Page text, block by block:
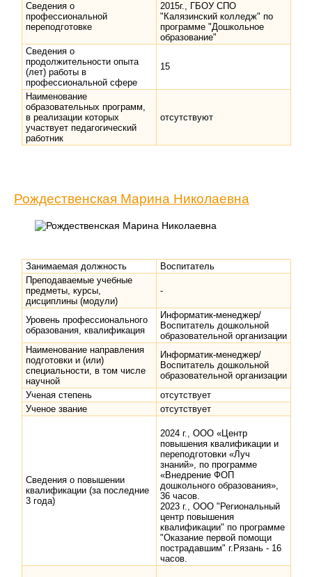
Сведения о
профессиональной
переподготовке
2015г., ГБОУ СПО
"Калязинский колледж" по
программе "Дошкольное
образование"
Сведения о
продолжительности опыта
(лет) работы в
профессиональной сфере
15
Наименование
образовательных программ,
в реализации которых
участвует педагогический
работник
отсутствуют
Рождественская Марина Николаевна
Занимаемая должность
Воспитатель
Преподаваемые учебные
предметы, курсы,
дисциплины (модули)
-
Уровень профессионального
образования, квалификация
Информатик-менеджер/
Воспитатель дошкольной
образовательной организации
Наименование направления
подготовки и (или)
специальности, в том числе
научной
Информатик-менеджер/
Воспитатель дошкольной
образовательной организации
Ученая степень
отсутствует
Ученое звание
отсутствует
Сведения о повышении
квалификации (за последние
3 года)
2024 г., ООО «Центр
повышения квалификации и
переподготовки «Луч
знаний», по программе
«Внедрение ФОП
дошкольного образования»,
36 часов.
2023 г., ООО "Региональный
центр повышения
квалификации" по программе
"Оказание первой помощи
пострадавшим" г.Рязань - 16
часов.